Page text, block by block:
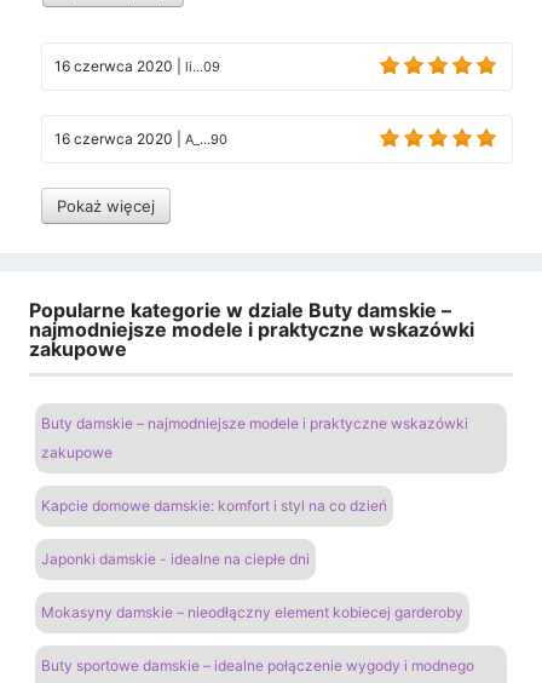
16 czerwca 2020 li...09
16 czerwca 2020 A_...90
Pokaż więcej
Popularne kategorie w dziale Buty damskie –
najmodniejsze modele i praktyczne wskazówki
zakupowe
Buty damskie – najmodniejsze modele i praktyczne wskazówki
zakupowe
Kapcie domowe damskie: komfort i styl na co dzień
Japonki damskie - idealne na ciepłe dni
Mokasyny damskie – nieodłączny element kobiecej garderoby
Buty sportowe damskie – idealne połączenie wygody i modnego